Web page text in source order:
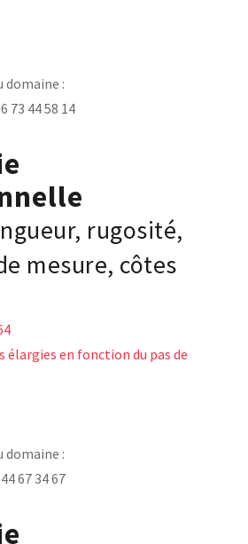
domaine :
73 44 58 14
rugosité,
mesure, côtes
élargies en fonction du pas de
domaine :
67 34 67